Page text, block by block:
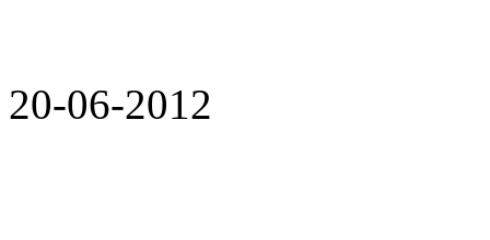
20-06-2012